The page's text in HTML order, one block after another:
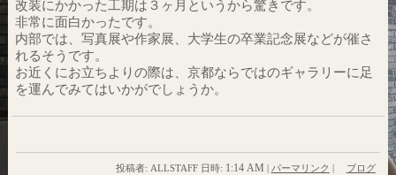
改装にかかった工期は３ヶ月というから驚きです。
非常に面白かったです。
内部では、写真展や作家展、大学生の卒業記念展などが催さ
れるそうです。
お近くにお立ちよりの際は、京都ならではのギャラリーに足
を運んでみてはいかがでしょうか。
投稿者: ALLSTAFF 日時: 1:14 AM | パーマリンク | ブログ